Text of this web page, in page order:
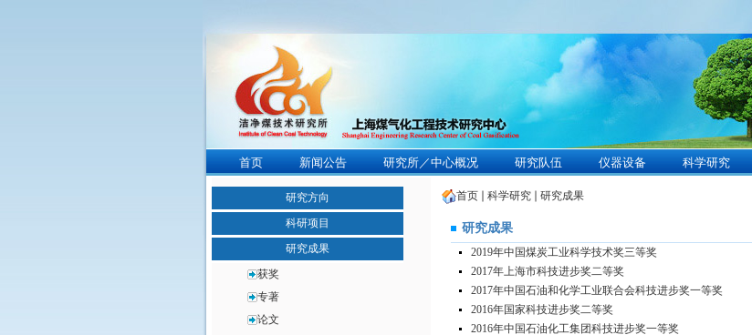
首页 新闻公告 研究所／中心概况 研究队伍 仪器设备 科学研究
研究方向
科研项目
研究成果
获奖
专著
论文
首页 科学研究 研究成果
研究成果
2019年中国煤炭工业科学技术奖三等奖
2017年上海市科技进步奖二等奖
2017年中国石油和化学工业联合会科技进步奖一等奖
2016年国家科技进步奖二等奖
2016年中国石油化工集团科技进步奖一等奖